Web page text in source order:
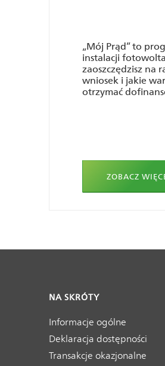
„Mój Prąd” to
instalacji
zaoszczędzisz na
wniosek i jakie
otrzymać
ZOBACZ
NA SKRÓTY
Informacje ogólne
Deklaracja dostępności
Transakcje okazjonalne